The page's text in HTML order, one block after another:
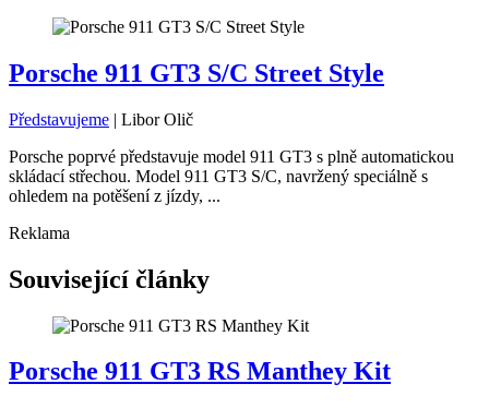
Porsche 911 GT3 S/C Street Style
Představujeme | Libor Olič
Porsche poprvé představuje model 911 GT3 s plně automatickou
skládací střechou. Model 911 GT3 S/C, navržený speciálně s
ohledem na potěšení z jízdy, ...
Reklama
Související články
Porsche 911 GT3 RS Manthey Kit